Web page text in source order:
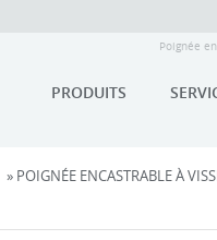
Poignée
PRODUITS
» POIGNÉE ENCASTRABLE À